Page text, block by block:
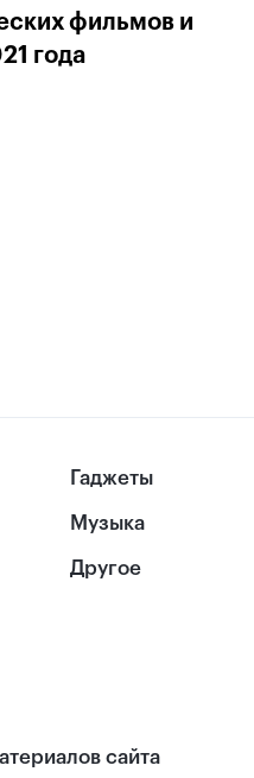
фильмов и
года
Гаджеты
Музыка
Другое
сайта